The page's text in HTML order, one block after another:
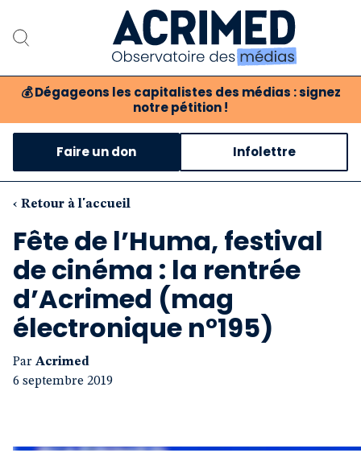
💰 Dégageons les capitalistes des médias : signez
notre pétition !
Notre association
Notre critique des médias
Notre revue
Boutique
Faire un don Infolettre
‹ Retour à l'accueil
Fête de l’Huma, festival
de cinéma : la rentrée
d’Acrimed (mag
électronique n°195)
Par Acrimed
6 septembre 2019